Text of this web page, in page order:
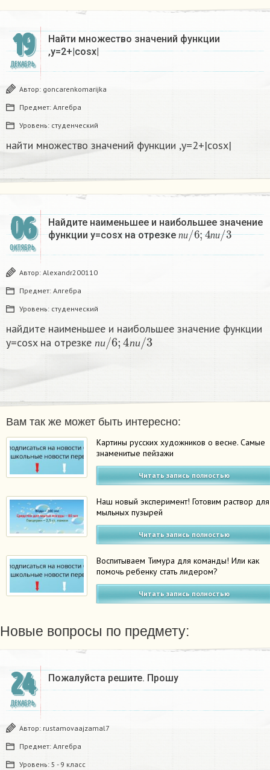
19
ДЕКАБРЬ
Найти множество значений функции
,y=2+|cosx| ​
Автор: goncarenkomarijka
Предмет: Алгебра
Уровень: студенческий
найти множество значений функции ,y=2+|cosx| ​
06
ОКТЯБРЬ
Найдите наименьшее и наибольшее значение
функции y=cosx на отрезке
пи пи
пи/6;4п и/3
​
Автор: Alexandr200110
Предмет: Алгебра
Уровень: студенческий
найдите наименьшее и наибольшее значение функции
y=cosx на отрезке
п и п и
пи /6;4пи/3
Вам так же может быть интересно:
Картины русских художников о весне. Самые
знаменитые пейзажи
Читать запись полностью
Наш новый эксперимент! Готовим раствор для
мыльных пузырей
Читать запись полностью
Воспитываем Тимура для команды! Или как
помочь ребенку стать лидером?
Читать запись полностью
Новые вопросы по предмету:
24
ДЕКАБРЬ
Пожалуйста решите. Прошу
Автор: rustamovaajzamal7
Предмет: Алгебра
Уровень: 5 - 9 класс